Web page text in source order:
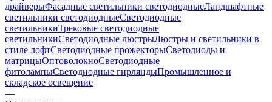
драйверыФасадные светильники светодиодныеЛандшафтные
светильники светодиодныеСветодиодные
светильникиТрековые светодиодные
светильникиСветодиодные люстрыЛюстры и светильники в
стиле лофтСветодиодные прожекторыСветодиоды и
матрицыОптоволокноСветодиодные
фитолампыСветодиодные гирляндыПромышленное и
складское освещение
—